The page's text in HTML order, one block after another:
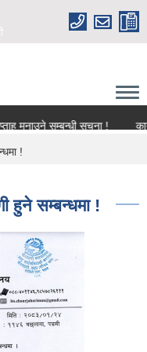
सम्बन्धी सूचना !
!
हुने सम्बन्धमा !